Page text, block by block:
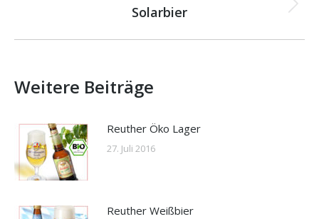
Nächster
Solarbier
Weitere Beiträge
Reuther Öko Lager
27. Juli 2016
Reuther Weißbier